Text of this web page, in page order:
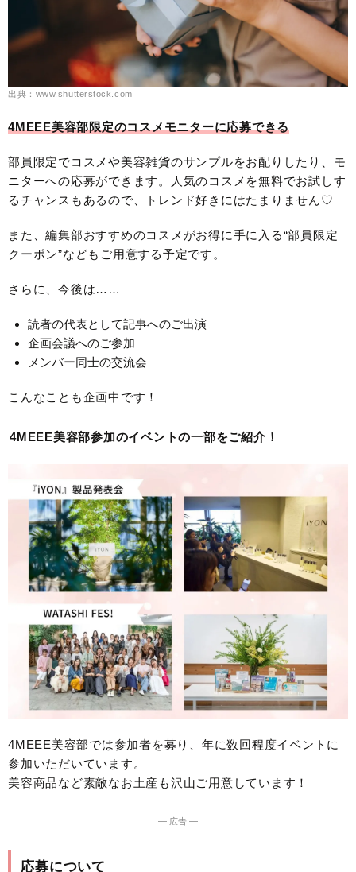
出典：www.shutterstock.com
4MEEE美容部限定のコスメモニターに応募できる
部員限定でコスメや美容雑貨のサンプルをお配りしたり、モ
ニターへの応募ができます。人気のコスメを無料でお試しす
るチャンスもあるので、トレンド好きにはたまりません♡
また、編集部おすすめのコスメがお得に手に入る“部員限定
クーポン”などもご用意する予定です。
さらに、今後は……
読者の代表として記事へのご出演
企画会議へのご参加
メンバー同士の交流会
こんなことも企画中です！
4MEEE美容部参加のイベントの一部をご紹介！
4MEEE美容部では参加者を募り、年に数回程度イベントに
参加いただいています。
美容商品など素敵なお土産も沢山ご用意しています！
― 広告 ―
応募について